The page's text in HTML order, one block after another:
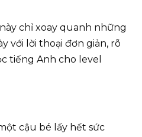
chỉ xoay quanh những
với lời thoại đơn giản, rõ
tiếng Anh cho level
cậu bé lấy hết sức